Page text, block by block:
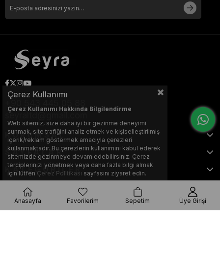
seyraltd@gmail.com
KURUMSAL
SAYFALAR
KATEGORİLER
Bu web sitesi, Nihat KILIÇARSLAN tarafından tasarlanmış ve optimize
Çerez Kullanımı
Çerez Kullanımı Hakkında Bilgilendirme
Web sitemiz, size daha iyi bir gezinme deneyimi
sunmak, site trafiğini analiz etmek ve kişiselleştirilmiş
içerik/reklam göstermek amacıyla çerezleri
kullanmaktadır. Bu çerezlerin kullanımını kabul ederek
sitemizde gezinmeye devam edebilirsiniz. Çerez
terciplerinizi yönetmek veya daha fazla bilgi almak
için lütfen Çerez Politikası sayfasını ziyaret edin.
Anasayfa Favorilerim Sepetim Üye Girişi